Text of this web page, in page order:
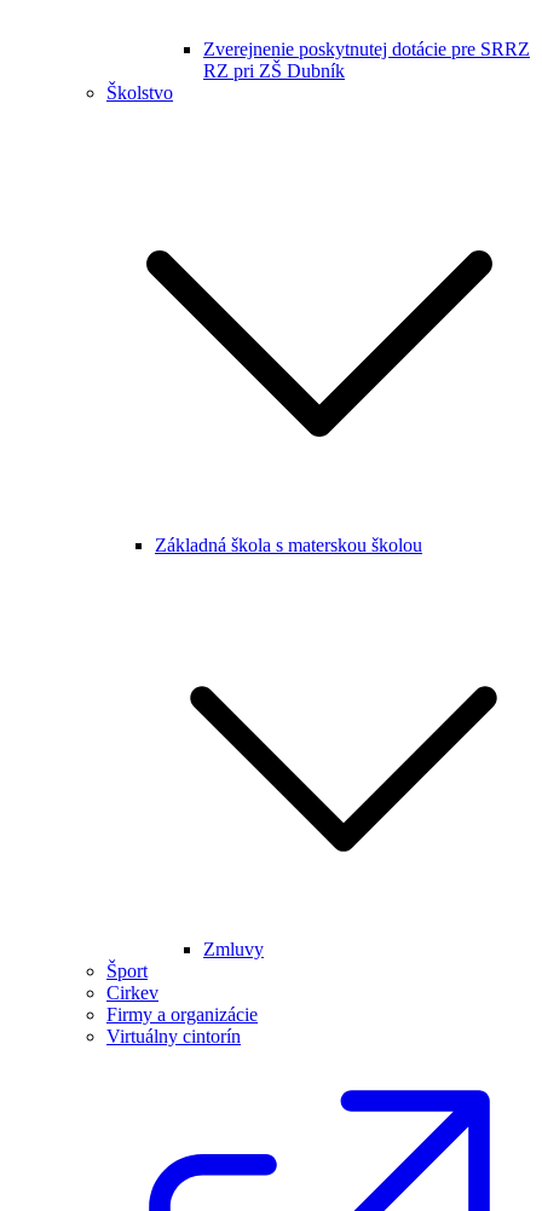
Zverejnenie poskytnutej dotácie pre SRRZ
RZ pri ZŠ Dubník
Školstvo
Základná škola s materskou školou
Zmluvy
Šport
Cirkev
Firmy a organizácie
Virtuálny cintorín